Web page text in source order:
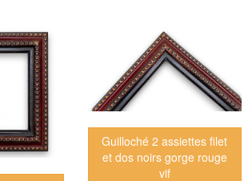
Guilloché 2 assiettes filet
et dos noirs gorge rouge
vif